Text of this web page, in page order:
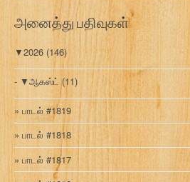
அனைத்து பதிவுகள்
▼2026 (146)
▼ஆகஸ்ட் (11)
பாடல் #1819
பாடல் #1818
பாடல் #1817